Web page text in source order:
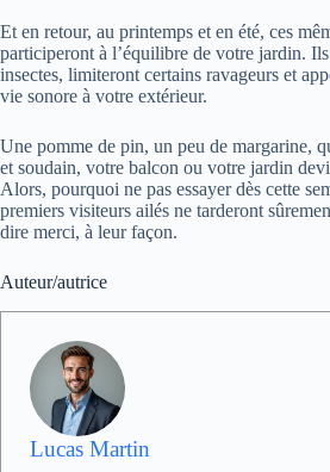
Et en retour, au printemps et en été, ces
participeront à l’équilibre de votre jardin.
insectes, limiteront certains ravageurs et
vie sonore à votre extérieur.
Une pomme de pin, un peu de margarine,
et soudain, votre balcon ou votre jardin
Alors, pourquoi ne pas essayer dès cette
premiers visiteurs ailés ne tarderont
dire merci, à leur façon.
Auteur/autrice
Lucas Martin